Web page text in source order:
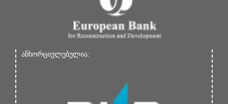
ანხორციელებულია: